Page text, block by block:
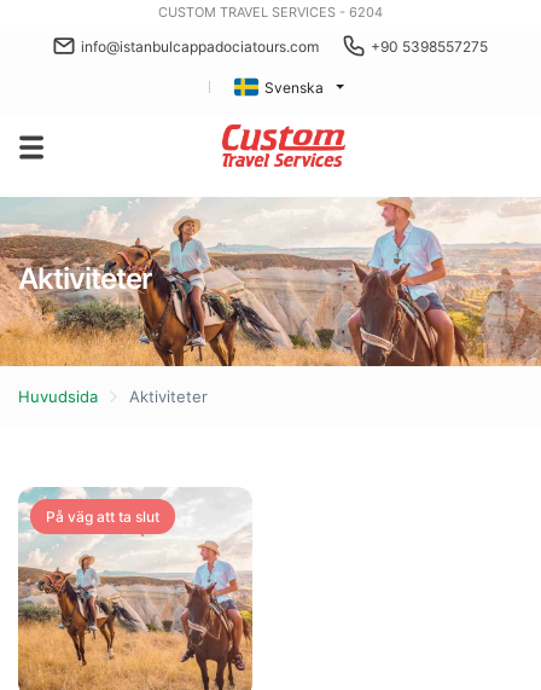
CUSTOM TRAVEL SERVICES - 6204
info@istanbulcappadociatours.com +90 5398557275
Svenska
Aktiviteter
Huvudsida Aktiviteter
På väg att ta slut